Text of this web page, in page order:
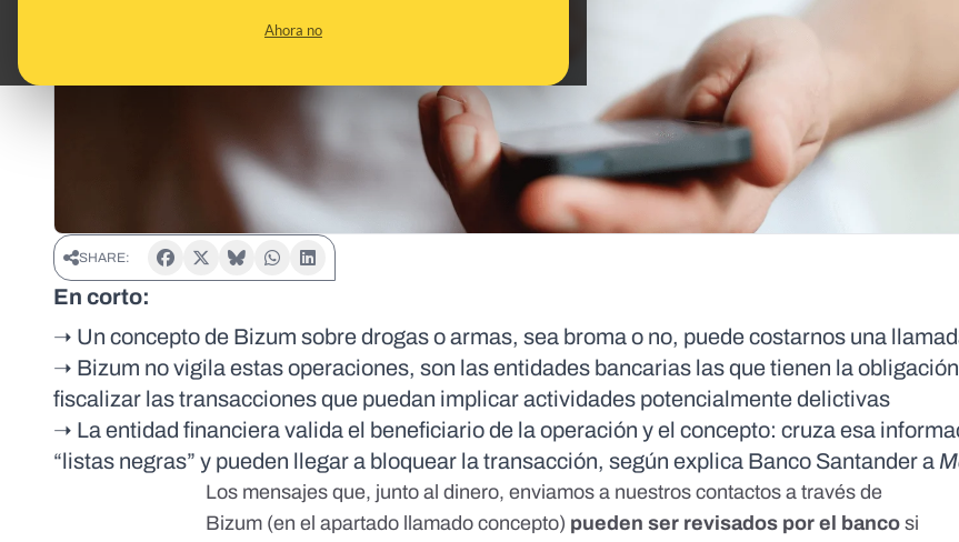
Ahora no
SHARE:
En corto:
➝ Un concepto de Bizum sobre drogas o armas, sea broma o no, puede costarnos una
➝ Bizum no vigila estas operaciones, son las entidades bancarias las que tienen la
fiscalizar las transacciones que puedan implicar actividades potencialmente delictivas
➝ La entidad financiera valida el beneficiario de la operación y el concepto: cruza esa
“listas negras” y pueden llegar a bloquear la transacción, según explica Banco Santander a
Los mensajes que, junto al dinero, enviamos a nuestros contactos a través de
Bizum (en el apartado llamado concepto) pueden ser revisados por el banco si